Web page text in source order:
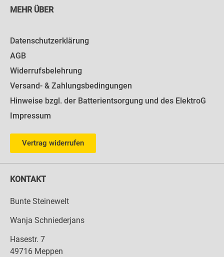
MEHR ÜBER
Datenschutzerklärung
AGB
Widerrufsbelehrung
Versand- & Zahlungsbedingungen
Hinweise bzgl. der Batterientsorgung und des ElektroG
Impressum
Vertrag widerrufen
KONTAKT
Bunte Steinewelt
Wanja Schniederjans
Hasestr. 7
49716 Meppen